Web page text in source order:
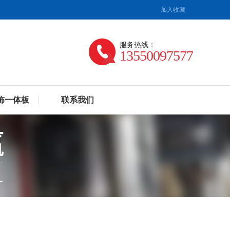
加入收藏
服务热线：
13550097577
一体板 联系我们